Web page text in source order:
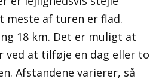
meste af turen er flad.
18 km. Det er muligt at
at tilføje en dag eller to
Afstandene varierer, så